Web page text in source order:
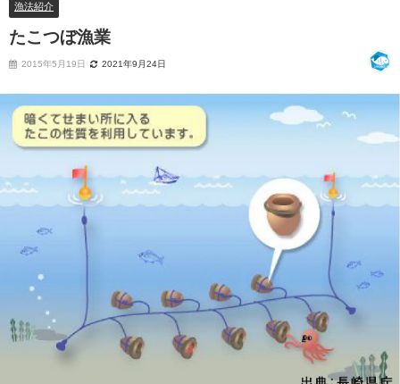
漁法紹介
たこつぼ漁業
2015年5月19日 2021年9月24日